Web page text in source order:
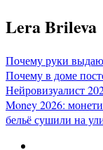
Перейти
к
Lera Brileva
Почему руки
Почему в доме
Нейровизуалист
Money 2026:
бельё сушили на